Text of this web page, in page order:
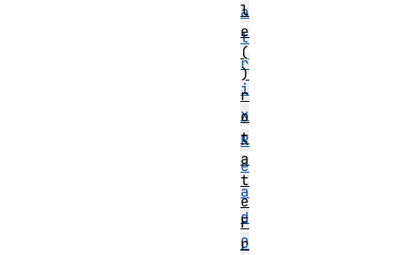
a
t
r
i
x
R
e
a
d
O
l
e
(
)
r
o
t
a
t
e
F
r